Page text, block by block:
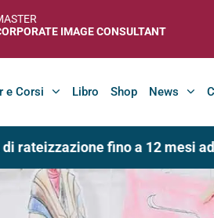
IMAGE CONSULTANT
e Corsi Libro Shop News
fino a 12 mesi ad